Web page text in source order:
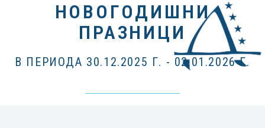
НОВОГОДИШНИ
ПРАЗНИЦИ
В ПЕРИОДА 30.12.2025 Г. - 02.01.2026 Г.